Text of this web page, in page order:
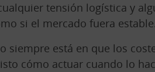
tensión logística y
si el mercado fuera
siempre está en que los
cómo actuar cuando lo